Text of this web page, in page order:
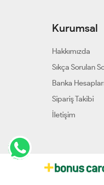
Kurumsal
Hakkımızda
Sıkça Sorulan
Banka
Sipariş Takibi
İletişim